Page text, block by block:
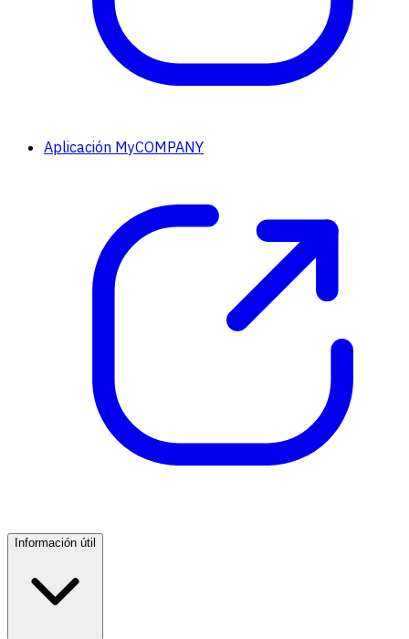
Aplicación MyCOMPANY
Información útil